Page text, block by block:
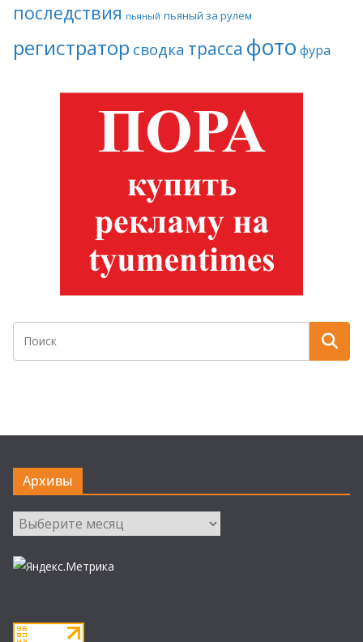
последствия пьяный пьяный за рулем
регистратор сводка трасса фото фура
Архивы
Архивы